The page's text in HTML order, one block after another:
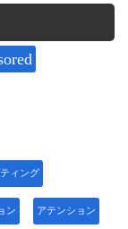
ィング
ン アテンション